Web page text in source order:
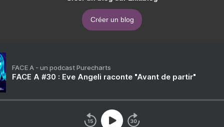
Créer un blog
FACE A - un podcast Purecharts
FACE A #30 : Eve Angeli raconte "Avant de partir"